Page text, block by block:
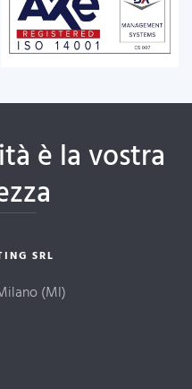
è la vostra
SRL
(MI)